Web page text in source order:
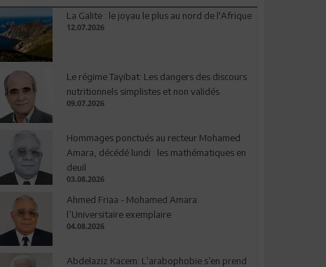
La Galite : le joyau le plus au nord de l'Afrique
12.07.2026
Le régime Tayibat: Les dangers des discours
nutritionnels simplistes et non validés
09.07.2026
Hommages ponctués au recteur Mohamed
Amara, décédé lundi : les mathématiques en
deuil
03.08.2026
Ahmed Friaa - Mohamed Amara:
l’Universitaire exemplaire
04.08.2026
Abdelaziz Kacem: L’arabophobie s’en prend